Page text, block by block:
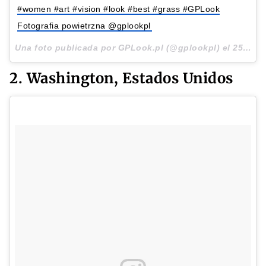
#women #art #vision #look #best #grass #GPLook
Fotografia powietrzna @gplookpl
Una foto publicada por GPLook.pl (@gplookpl) el 25 de Jul de 2016 a la(s) 7:10 PDT
2. Washington, Estados Unidos